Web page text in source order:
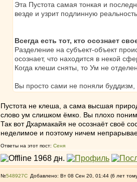
Эта Пустота самая тонкая и
везде и узрит подлинную
Всегда есть тот, кто осознает
Разделение на субъект-объект
осознает, что находится в некой
Когда клеши сняты, то Ум не
Вы просто сами не поняли буддизм,
Пустота не клеша, а сама высшая
слово ум слишком ёмко. Вы плохо
Так вот Дхармакайя не осознаёт своё
неделимое и поэтому ничем
Ответы на этот пост: Сеня
№548927 Добавлено: Вт 08 Сен 20, 01:44 (6 лет